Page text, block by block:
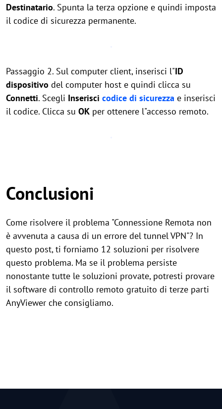
Destinatario. Spunta la terza opzione e quindi imposta
il codice di sicurezza permanente.
Passaggio 2. Sul computer client, inserisci l"ID
dispositivo del computer host e quindi clicca su
Connetti. Scegli Inserisci codice di sicurezza e inserisci
il codice. Clicca su OK per ottenere l"accesso remoto.
Conclusioni
Come risolvere il problema "Connessione Remota non
è avvenuta a causa di un errore del tunnel VPN"? In
questo post, ti forniamo 12 soluzioni per risolvere
questo problema. Ma se il problema persiste
nonostante tutte le soluzioni provate, potresti provare
il software di controllo remoto gratuito di terze parti
AnyViewer che consigliamo.